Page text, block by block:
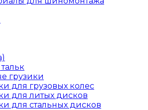
грузики
для грузовых колес
для литых дисков
для стальных дисков